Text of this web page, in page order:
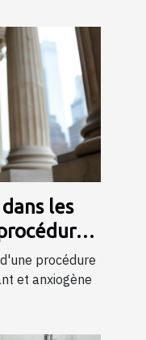
les
procédure
et anxiogène